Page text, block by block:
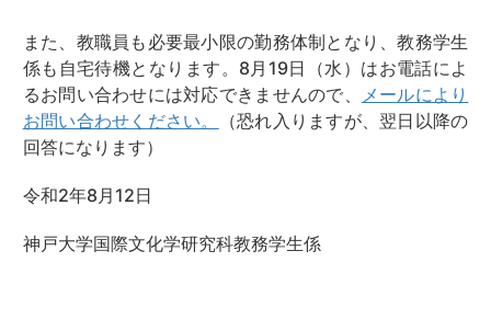
また、教職員も必要最小限の勤務体制となり、教務学生
係も自宅待機となります。8月19日（水）はお電話によ
るお問い合わせには対応できませんので、
メールにより
お問い合わせください。
（恐れ入りますが、翌日以降の
回答になります）
令和2年8月12日
神戸大学国際文化学研究科教務学生係